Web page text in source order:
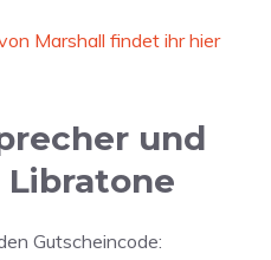
Marshall findet ihr hier
und
Libratone
Gutscheincode: